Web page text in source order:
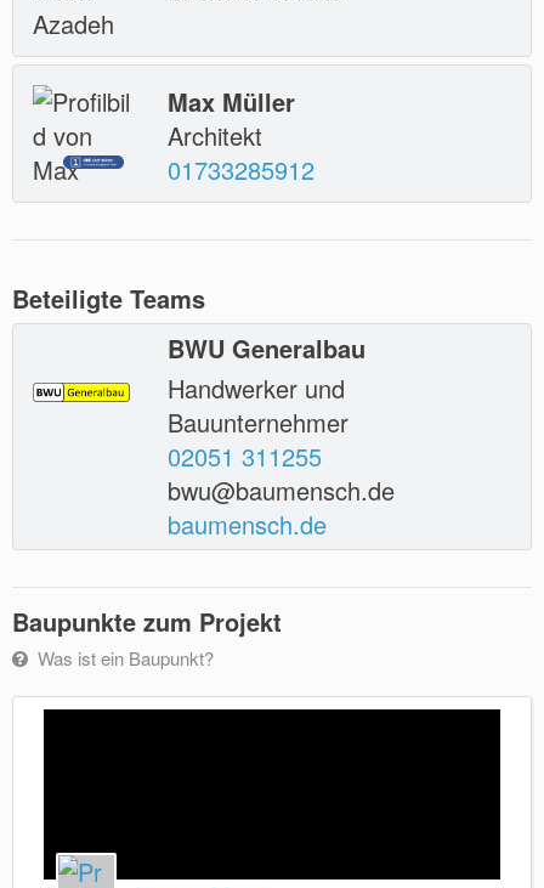
Max Müller
Architekt
01733285912
Beteiligte Teams
BWU Generalbau
Handwerker und
Bauunternehmer
02051 311255
bwu@baumensch.de
baumensch.de
Baupunkte zum Projekt
Was ist ein Baupunkt?